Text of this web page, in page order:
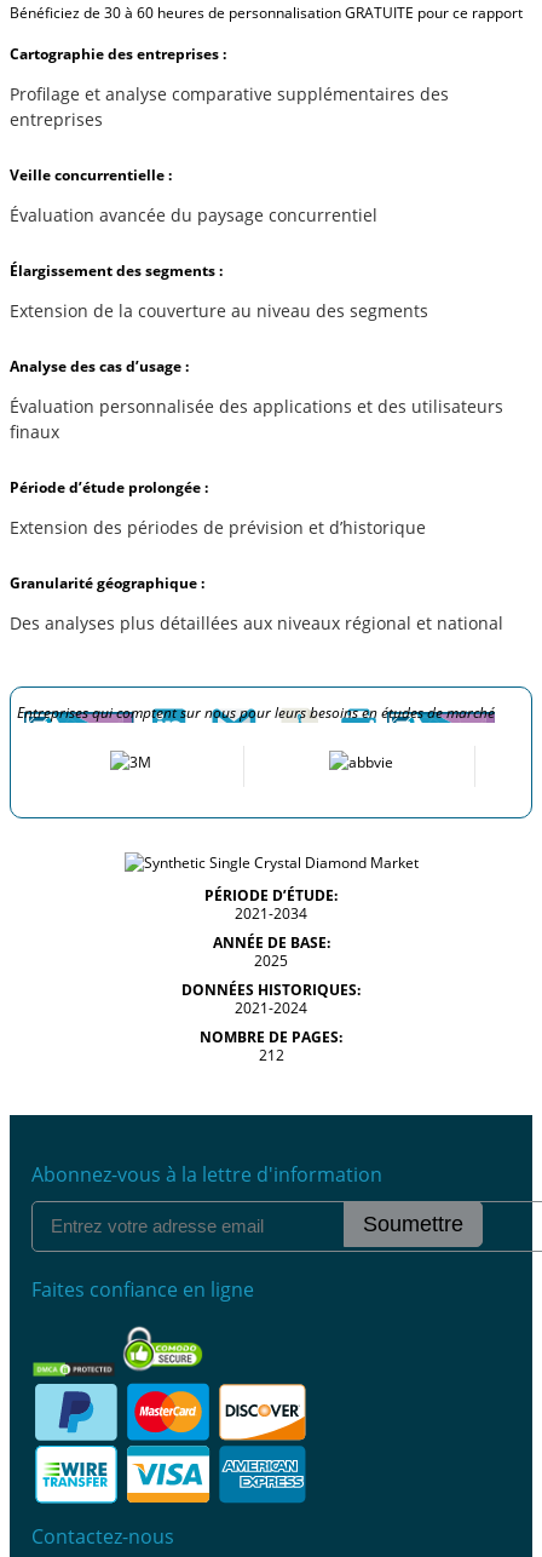
Bénéficiez de 30 à 60 heures de personnalisation GRATUITE pour ce rapport
Cartographie des entreprises :
Profilage et analyse comparative supplémentaires des
entreprises
Veille concurrentielle :
Évaluation avancée du paysage concurrentiel
Élargissement des segments :
Extension de la couverture au niveau des segments
Analyse des cas d’usage :
Évaluation personnalisée des applications et des utilisateurs
finaux
Période d’étude prolongée :
Extension des périodes de prévision et d’historique
Granularité géographique :
Des analyses plus détaillées aux niveaux régional et national
Entreprises qui comptent sur nous pour leurs besoins en études de marché
PÉRIODE D’ÉTUDE:
2021-2034
ANNÉE DE BASE:
2025
DONNÉES HISTORIQUES:
2021-2024
NOMBRE DE PAGES:
212
Abonnez-vous à la lettre d'information
Soumettre
Faites confiance en ligne
Contactez-nous